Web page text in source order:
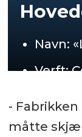
Navn:
Verft:
-
måtte